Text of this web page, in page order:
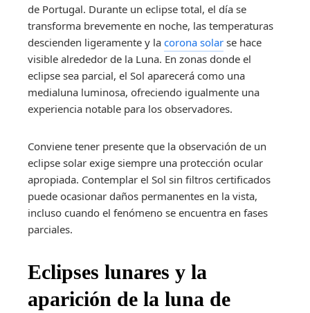
de Portugal. Durante un eclipse total, el día se
transforma brevemente en noche, las temperaturas
descienden ligeramente y la corona solar se hace
visible alrededor de la Luna. En zonas donde el
eclipse sea parcial, el Sol aparecerá como una
medialuna luminosa, ofreciendo igualmente una
experiencia notable para los observadores.
Conviene tener presente que la observación de un
eclipse solar exige siempre una protección ocular
apropiada. Contemplar el Sol sin filtros certificados
puede ocasionar daños permanentes en la vista,
incluso cuando el fenómeno se encuentra en fases
parciales.
Eclipses lunares y la
aparición de la luna de